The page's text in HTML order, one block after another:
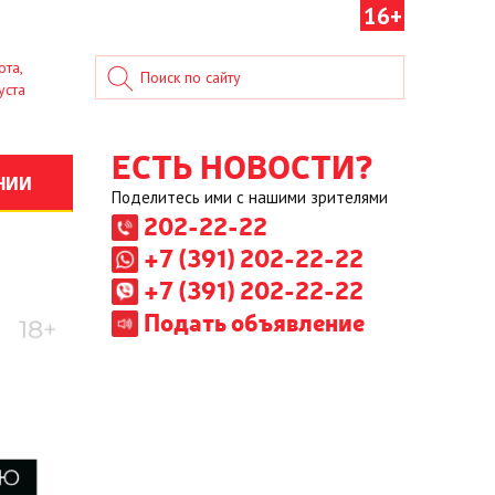
16+
ЕСТЬ НОВОСТИ?
Поделитесь ими с нашими зрителями
202-22-22
+7 (391) 202-22-22
+7 (391) 202-22-22
Подать объявление